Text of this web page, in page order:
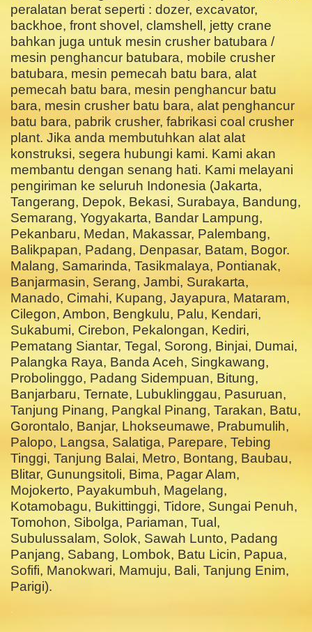
peralatan berat seperti : dozer, excavator,
backhoe, front shovel, clamshell, jetty crane
bahkan juga untuk mesin crusher batubara /
mesin penghancur batubara, mobile crusher
batubara, mesin pemecah batu bara, alat
pemecah batu bara, mesin penghancur batu
bara, mesin crusher batu bara, alat penghancur
batu bara, pabrik crusher, fabrikasi coal crusher
plant. Jika anda membutuhkan alat alat
konstruksi, segera hubungi kami. Kami akan
membantu dengan senang hati. Kami melayani
pengiriman ke seluruh Indonesia (Jakarta,
Tangerang, Depok, Bekasi, Surabaya, Bandung,
Semarang, Yogyakarta, Bandar Lampung,
Pekanbaru, Medan, Makassar, Palembang,
Balikpapan, Padang, Denpasar, Batam, Bogor.
Malang, Samarinda, Tasikmalaya, Pontianak,
Banjarmasin, Serang, Jambi, Surakarta,
Manado, Cimahi, Kupang, Jayapura, Mataram,
Cilegon, Ambon, Bengkulu, Palu, Kendari,
Sukabumi, Cirebon, Pekalongan, Kediri,
Pematang Siantar, Tegal, Sorong, Binjai, Dumai,
Palangka Raya, Banda Aceh, Singkawang,
Probolinggo, Padang Sidempuan, Bitung,
Banjarbaru, Ternate, Lubuklinggau, Pasuruan,
Tanjung Pinang, Pangkal Pinang, Tarakan, Batu,
Gorontalo, Banjar, Lhokseumawe, Prabumulih,
Palopo, Langsa, Salatiga, Parepare, Tebing
Tinggi, Tanjung Balai, Metro, Bontang, Baubau,
Blitar, Gunungsitoli, Bima, Pagar Alam,
Mojokerto, Payakumbuh, Magelang,
Kotamobagu, Bukittinggi, Tidore, Sungai Penuh,
Tomohon, Sibolga, Pariaman, Tual,
Subulussalam, Solok, Sawah Lunto, Padang
Panjang, Sabang, Lombok, Batu Licin, Papua,
Sofifi, Manokwari, Mamuju, Bali, Tanjung Enim,
Parigi).